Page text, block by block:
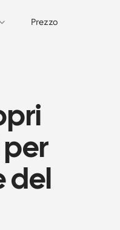
Prezzo
per
del